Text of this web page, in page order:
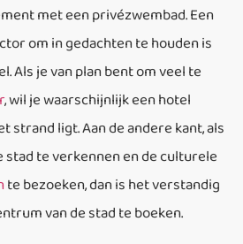
met een privézwembad. Een
om in gedachten te houden is
Als je van plan bent om veel te
, wil je waarschijnlijk een hotel
strand ligt. Aan de andere kant, als
stad te verkennen en de culturele
te bezoeken, dan is het verstandig
van de stad te boeken.